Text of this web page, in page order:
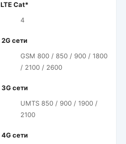
LTE Cat*
4
2G сети
GSM 800 / 850 / 900 / 1800
/ 2100 / 2600
3G сети
UMTS 850 / 900 / 1900 /
2100
4G сети